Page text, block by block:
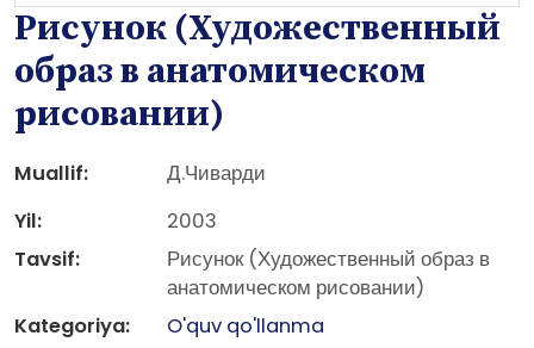
Рисунок (Художественный
образ в анатомическом
рисовании)
Muallif:
Д.Чиварди
Yil:
2003
Tavsif:
Рисунок (Художественный образ в
анатомическом рисовании)
Kategoriya:
O'quv qo'llanma